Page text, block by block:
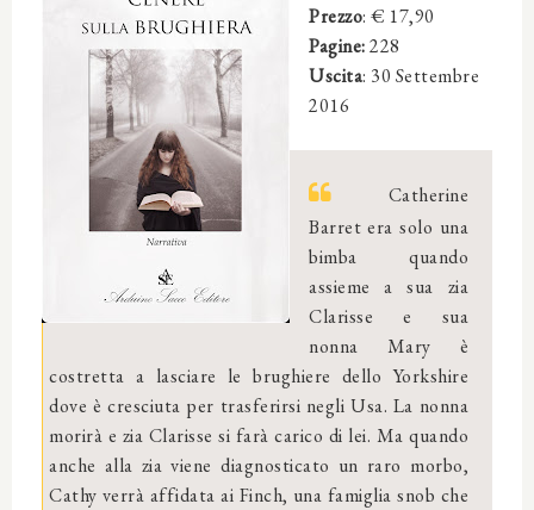
Prezzo: € 17,90
Pagine:228
Uscita: 30 Settembre
2016
Catherine
Barret era solo una
bimba quando
assieme a sua zia
Clarisse e sua
nonna Mary è
costretta a lasciare le brughiere dello Yorkshire
dove è cresciuta per trasferirsi negli Usa. La nonna
morirà e zia Clarisse si farà carico di lei. Ma quando
anche alla zia viene diagnosticato un raro morbo,
Cathy verrà affidata ai Finch, una famiglia snob che